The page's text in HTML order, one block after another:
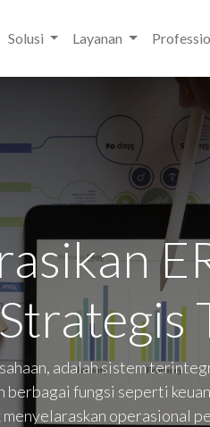
Solusi Layanan
adalah sistem
berbagai fungsi seperti
operasional